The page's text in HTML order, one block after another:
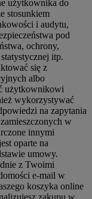
użytkownika do
stosunkiem
i audytu,
pod
ochrony,
itp.
się z
albo
użytkownikowi
wykorzystywać
na zapytania
w
innymi
oparte na
umowy.
z Twoimi
e-mail w
koszyka online